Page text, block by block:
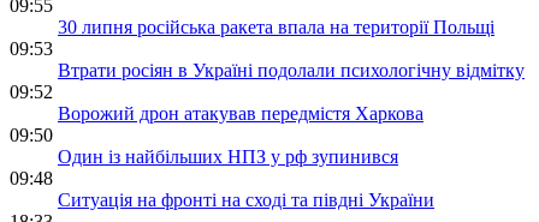
09:55
30 липня російська ракета впала на території Польщі
09:53
Втрати росіян в Україні подолали психологічну відмітку
09:52
Ворожий дрон атакував передмістя Харкова
09:50
Один із найбільших НПЗ у рф зупинився
09:48
Ситуація на фронті на сході та півдні України